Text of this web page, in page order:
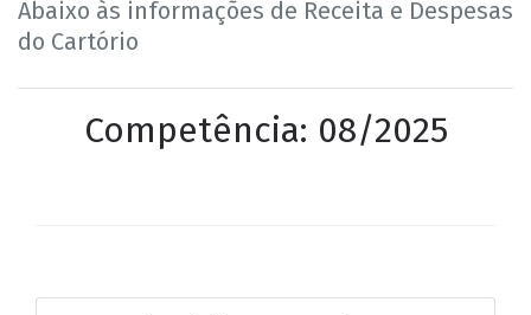
Abaixo às informações de Receita e Despesas
do Cartório
Competência: 08/2025